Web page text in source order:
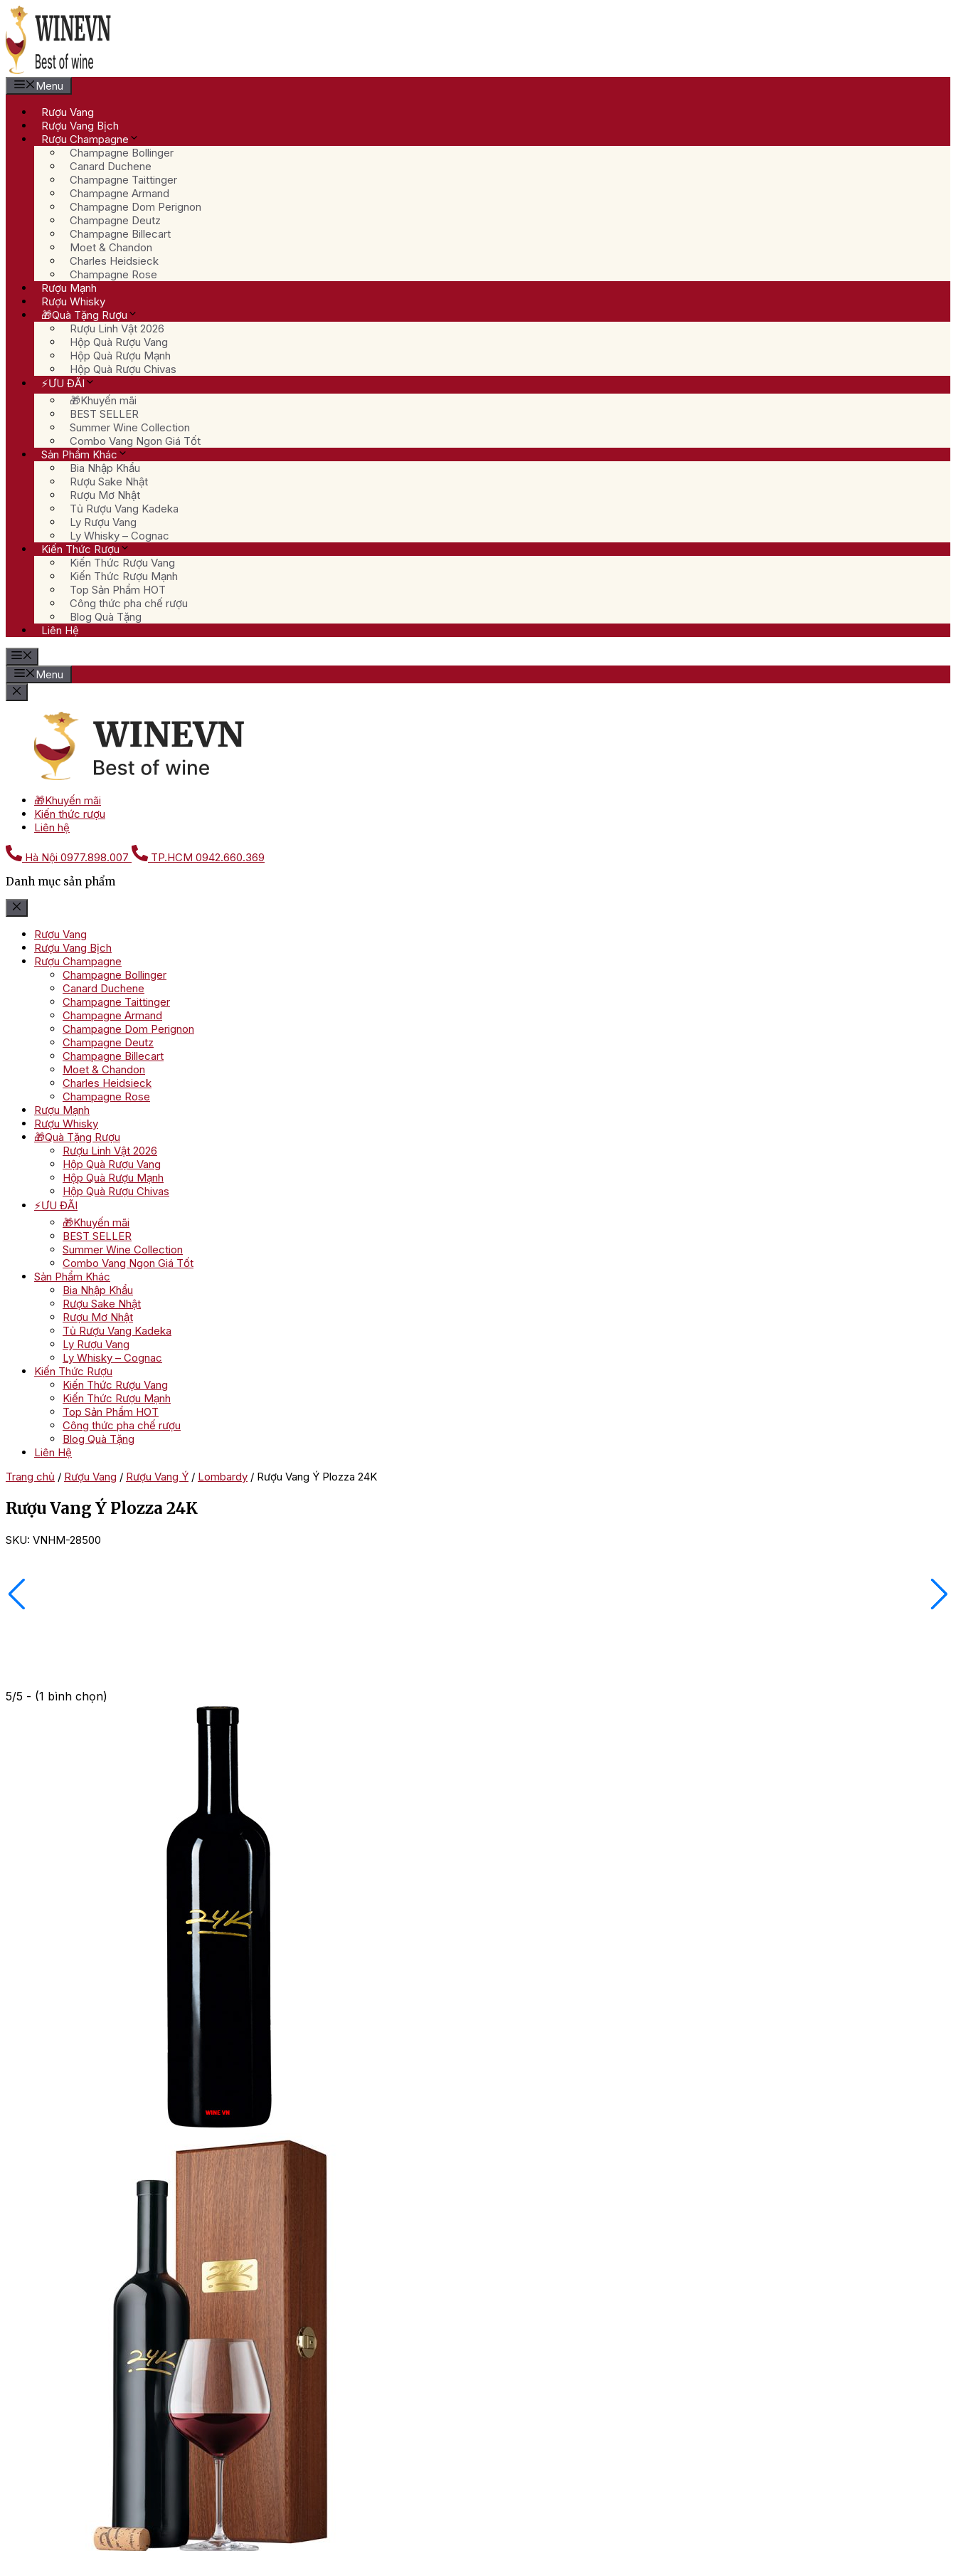
Chuyển
đến
nội
dung
Menu
Rượu Vang
Rượu Vang Bịch
Rượu Champagne
Champagne Bollinger
Canard Duchene
Champagne Taittinger
Champagne Armand
Champagne Dom Perignon
Champagne Deutz
Champagne Billecart
Moet & Chandon
Charles Heidsieck
Champagne Rose
Rượu Mạnh
Rượu Whisky
🎁Quà Tặng Rượu
Rượu Linh Vật 2026
Hộp Quà Rượu Vang
Hộp Quà Rượu Mạnh
Hộp Quà Rượu Chivas
⚡ƯU ĐÃI
🎁Khuyến mãi
BEST SELLER
Summer Wine Collection
Combo Vang Ngon Giá Tốt
Sản Phẩm Khác
Bia Nhập Khẩu
Rượu Sake Nhật
Rượu Mơ Nhật
Tủ Rượu Vang Kadeka
Ly Rượu Vang
Ly Whisky – Cognac
Kiến Thức Rượu
Kiến Thức Rượu Vang
Kiến Thức Rượu Mạnh
Top Sản Phẩm HOT
Công thức pha chế rượu
Blog Quà Tặng
Liên Hệ
Menu
🎁Khuyến mãi
Kiến thức rượu
Liên hệ
Hà Nội 0977.898.007 TP.HCM 0942.660.369
Danh mục sản phẩm
Rượu Vang
Rượu Vang Bịch
Rượu Champagne
Champagne Bollinger
Canard Duchene
Champagne Taittinger
Champagne Armand
Champagne Dom Perignon
Champagne Deutz
Champagne Billecart
Moet & Chandon
Charles Heidsieck
Champagne Rose
Rượu Mạnh
Rượu Whisky
🎁Quà Tặng Rượu
Rượu Linh Vật 2026
Hộp Quà Rượu Vang
Hộp Quà Rượu Mạnh
Hộp Quà Rượu Chivas
⚡ƯU ĐÃI
🎁Khuyến mãi
BEST SELLER
Summer Wine Collection
Combo Vang Ngon Giá Tốt
Sản Phẩm Khác
Bia Nhập Khẩu
Rượu Sake Nhật
Rượu Mơ Nhật
Tủ Rượu Vang Kadeka
Ly Rượu Vang
Ly Whisky – Cognac
Kiến Thức Rượu
Kiến Thức Rượu Vang
Kiến Thức Rượu Mạnh
Top Sản Phẩm HOT
Công thức pha chế rượu
Blog Quà Tặng
Liên Hệ
Trang chủ / Rượu Vang / Rượu Vang Ý / Lombardy / Rượu Vang Ý Plozza 24K
Rượu Vang Ý Plozza 24K
SKU: VNHM-28500
5/5 - (1 bình chọn)